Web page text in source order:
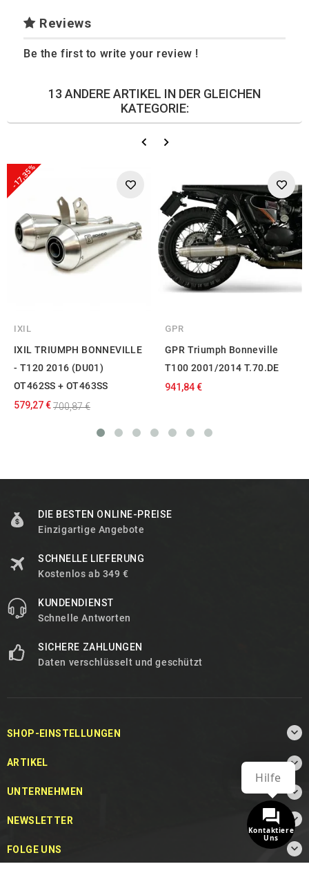
Reviews
Be the first to write your review !
13 ANDERE ARTIKEL IN DER GLEICHEN
KATEGORIE:
-17,35%
IXIL
IXIL TRIUMPH BONNEVILLE
- T120 2016 (DU01)
OT462SS + OT463SS
579,27 €700,87 €
GPR
GPR Triumph Bonneville
T100 2001/2014 T.70.DE
941,84 €
DIE BESTEN ONLINE-PREISE
Einzigartige Angebote
SCHNELLE LIEFERUNG
Kostenlos ab 349 €
KUNDENDIENST
Schnelle Antworten
SICHERE ZAHLUNGEN
Daten verschlüsselt und geschützt
SHOP-EINSTELLUNGEN 
ARTIKEL 
UNTERNEHMEN 
NEWSLETTER 
FOLGE UNS 
Kontaktiere
Uns
Hilfe